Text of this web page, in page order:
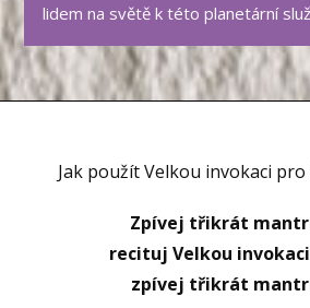
lidem na světě k této planetární
Jak použít Velkou invokaci
Zpívej třikrát
recituj Velkou
zpívej třikrát